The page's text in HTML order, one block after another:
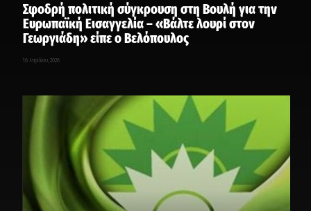
Σφοδρή πολιτική σύγκρουση στη Βουλή για την
Ευρωπαϊκή Εισαγγελία – «Βάλτε λουρί στον
Γεωργιάδη» είπε ο Βελόπουλος
16 Απριλίου, 2026